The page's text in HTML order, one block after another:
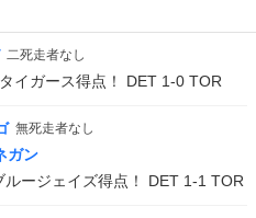
二死走者なし
イガース得点！ DET 1-0 TOR
無死走者なし
ガン
ージェイズ得点！ DET 1-1 TOR